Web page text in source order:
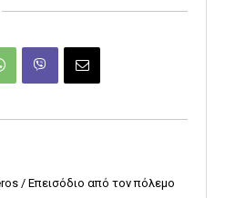
/ Επεισόδιο από τον πόλεμο